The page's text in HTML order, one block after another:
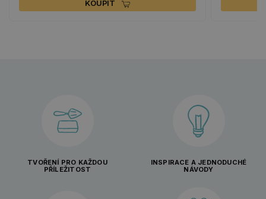
KOUPIT
TVOŘENÍ PRO KAŽDOU
PŘÍLEŽITOST
INSPIRACE A JEDNODUCHÉ
NÁVODY